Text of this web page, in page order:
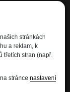
stránkách
a reklam, k
třetích stran (např.
stránce nastavení